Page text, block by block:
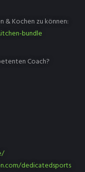
& Kochen zu können:
bundle
Coach?
dedicatedsports